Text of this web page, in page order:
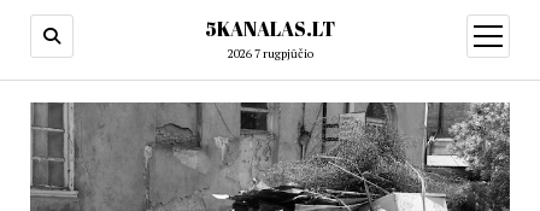
5KANALAS.LT
2026 7 rugpjūčio
open
menu